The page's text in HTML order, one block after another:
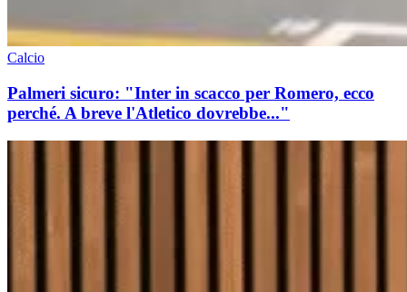
Calcio
Palmeri sicuro: "Inter in scacco per Romero, ecco
perché. A breve l'Atletico dovrebbe..."